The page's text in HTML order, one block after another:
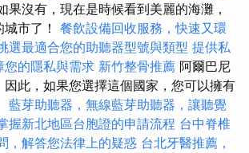
果沒有，現在是時候看到美麗的海灘，
市了！ 餐飲設備回收服務，快速又環
選最適合您的助聽器型號與類型 提供私
您的隱私與需求 新竹整骨推薦 阿爾巴尼
此，如果您選擇這個國家，您可以擁有
藍芽助聽器，無線藍芽助聽器，讓聽覺
握新北地區台胞證的申請流程 台中脊椎
，解答您法律上的疑惑 台北牙醫推薦，